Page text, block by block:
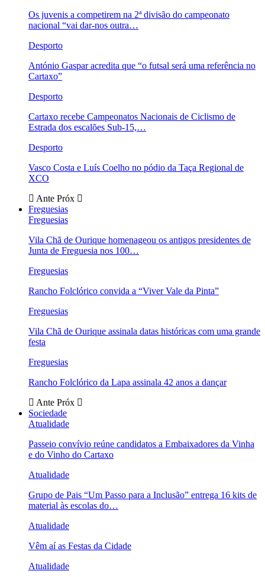
Os juvenis a competirem na 2ª divisão do campeonato
nacional “vai dar-nos outra…
Desporto
António Gaspar acredita que “o futsal será uma referência no
Cartaxo”
Desporto
Cartaxo recebe Campeonatos Nacionais de Ciclismo de
Estrada dos escalões Sub-15,…
Desporto
Vasco Costa e Luís Coelho no pódio da Taça Regional de
XCO
Ante Próx
Freguesias
Freguesias
Vila Chã de Ourique homenageou os antigos presidentes de
Junta de Freguesia nos 100…
Freguesias
Rancho Folclórico convida a “Viver Vale da Pinta”
Freguesias
Vila Chã de Ourique assinala datas históricas com uma grande
festa
Freguesias
Rancho Folclórico da Lapa assinala 42 anos a dançar
Ante Próx
Sociedade
Atualidade
Passeio convívio reúne candidatos a Embaixadores da Vinha
e do Vinho do Cartaxo
Atualidade
Grupo de Pais “Um Passo para a Inclusão” entrega 16 kits de
material às escolas do…
Atualidade
Vêm aí as Festas da Cidade
Atualidade